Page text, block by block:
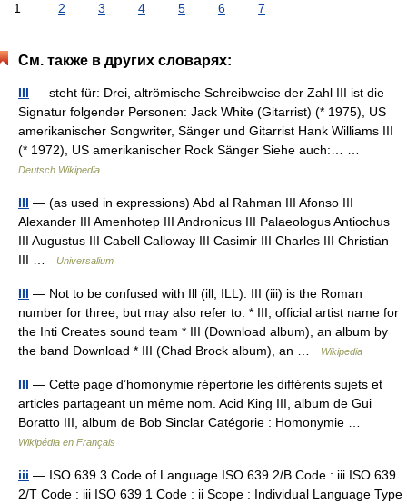
1 2 3 4 5 6 7
См. также в других словарях:
III — steht für: Drei, altrömische Schreibweise der Zahl III ist die
Signatur folgender Personen: Jack White (Gitarrist) (* 1975), US
amerikanischer Songwriter, Sänger und Gitarrist Hank Williams III
(* 1972), US amerikanischer Rock Sänger Siehe auch:… …
Deutsch Wikipedia
III — (as used in expressions) Abd al Rahman III Afonso III
Alexander III Amenhotep III Andronicus III Palaeologus Antiochus
III Augustus III Cabell Calloway III Casimir III Charles III Christian
III …
Universalium
III — Not to be confused with Ill (ill, ILL). III (iii) is the Roman
number for three, but may also refer to: * III, official artist name for
the Inti Creates sound team * III (Download album), an album by
the band Download * III (Chad Brock album), an …
Wikipedia
III — Cette page d’homonymie répertorie les différents sujets et
articles partageant un même nom. Acid King III, album de Gui
Boratto III, album de Bob Sinclar Catégorie : Homonymie …
Wikipédia en Français
iii — ISO 639 3 Code of Language ISO 639 2/B Code : iii ISO 639
2/T Code : iii ISO 639 1 Code : ii Scope : Individual Language Type